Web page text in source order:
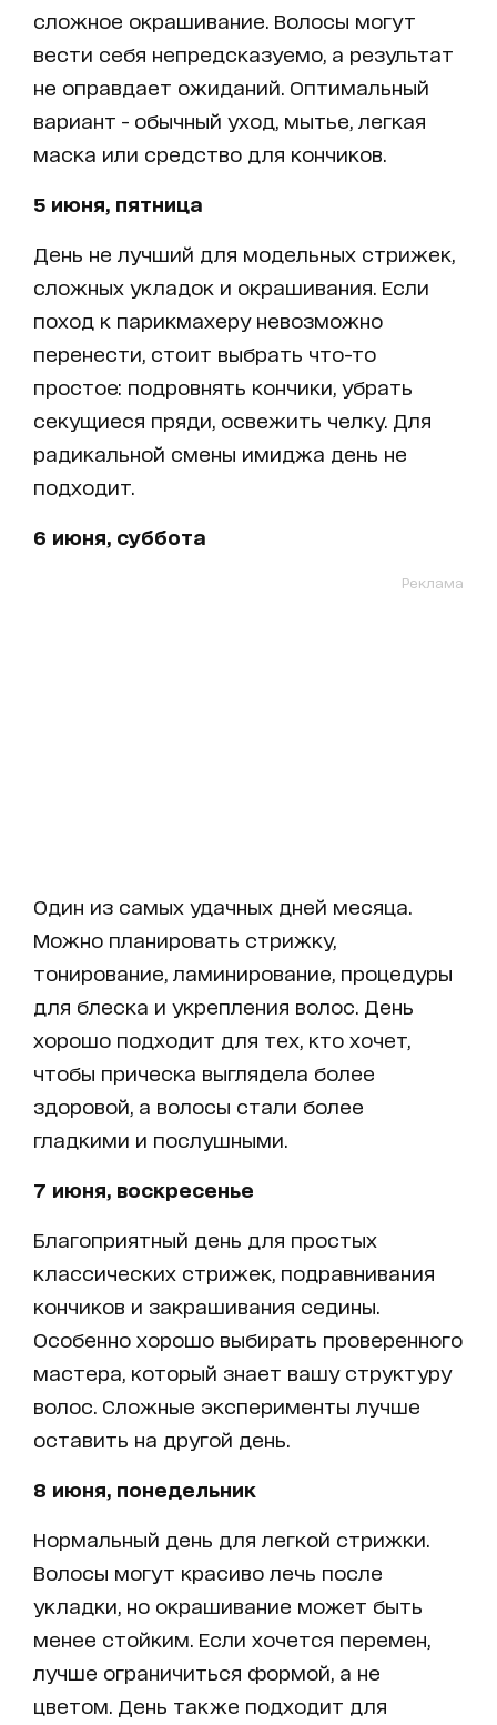
сложное окрашивание. Волосы могут
вести себя непредсказуемо, а результат
не оправдает ожиданий. Оптимальный
вариант - обычный уход, мытье, легкая
маска или средство для кончиков.
5 июня, пятница
День не лучший для модельных стрижек,
сложных укладок и окрашивания. Если
поход к парикмахеру невозможно
перенести, стоит выбрать что-то
простое: подровнять кончики, убрать
секущиеся пряди, освежить челку. Для
радикальной смены имиджа день не
подходит.
6 июня, суббота
Реклама
Один из самых удачных дней месяца.
Можно планировать стрижку,
тонирование, ламинирование, процедуры
для блеска и укрепления волос. День
хорошо подходит для тех, кто хочет,
чтобы прическа выглядела более
здоровой, а волосы стали более
гладкими и послушными.
7 июня, воскресенье
Благоприятный день для простых
классических стрижек, подравнивания
кончиков и закрашивания седины.
Особенно хорошо выбирать проверенного
мастера, который знает вашу структуру
волос. Сложные эксперименты лучше
оставить на другой день.
8 июня, понедельник
Нормальный день для легкой стрижки.
Волосы могут красиво лечь после
укладки, но окрашивание может быть
менее стойким. Если хочется перемен,
лучше ограничиться формой, а не
цветом. День также подходит для